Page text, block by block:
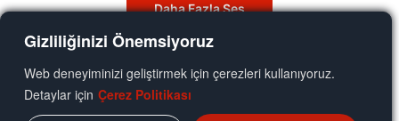
Gizliliğinizi Önemsiyoruz
Web deneyiminizi geliştirmek için çerezleri kullanıyoruz.
Detaylar için Çerez Politikası
Daha Fazla Ses